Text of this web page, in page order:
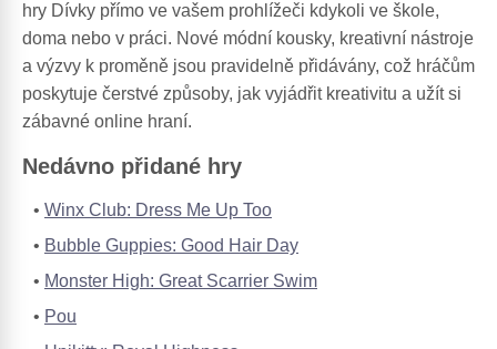
hry Dívky přímo ve vašem prohlížeči kdykoli ve škole,
doma nebo v práci. Nové módní kousky, kreativní nástroje
a výzvy k proměně jsou pravidelně přidávány, což hráčům
poskytuje čerstvé způsoby, jak vyjádřit kreativitu a užít si
zábavné online hraní.
Nedávno přidané hry
Winx Club: Dress Me Up Too
Bubble Guppies: Good Hair Day
Monster High: Great Scarrier Swim
Pou